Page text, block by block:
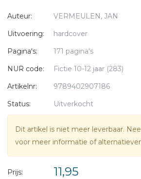
steeds weer mensen bij de pastorie
kerk te verbergen, of een Joods
maken?
Auteur:
VERMEULEN, JAN
Uitvoering:
hardcover
Pagina's:
171 pagina's
NUR code:
Fictie 10-12 jaar (283)
Artikelnr:
9789402907186
Status:
Uitverkocht
Dit artikel is niet meer leverbaar.
voor meer informatie of
Prijs: 11,95